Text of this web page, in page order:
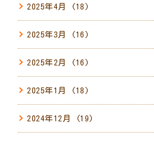
2025年4月 (18)
2025年3月 (16)
2025年2月 (16)
2025年1月 (18)
2024年12月 (19)